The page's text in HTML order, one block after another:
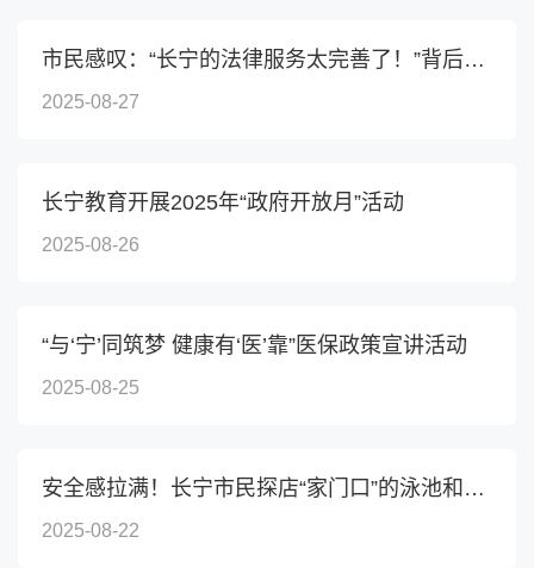
市民感叹：“长宁的法律服务太完善了！”背后藏着什么“...
2025-08-27
长宁教育开展2025年“政府开放月”活动
2025-08-26
“与‘宁’同筑梦 健康有‘医’靠”医保政策宣讲活动
2025-08-25
安全感拉满！长宁市民探店“家门口”的泳池和攀岩馆～
2025-08-22